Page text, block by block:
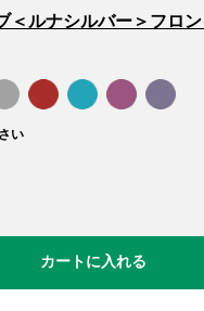
＜ルナシルバー＞フロ
い
カートに入れる